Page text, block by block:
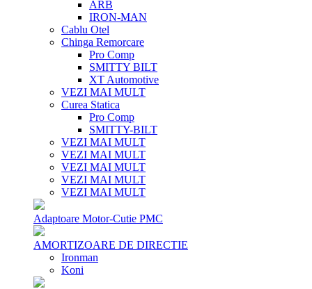
ARB
IRON-MAN
Cablu Otel
Chinga Remorcare
Pro Comp
SMITTY BILT
XT Automotive
VEZI MAI MULT
Curea Statica
Pro Comp
SMITTY-BILT
VEZI MAI MULT
VEZI MAI MULT
VEZI MAI MULT
VEZI MAI MULT
VEZI MAI MULT
Adaptoare Motor-Cutie PMC
AMORTIZOARE DE DIRECTIE
Ironman
Koni